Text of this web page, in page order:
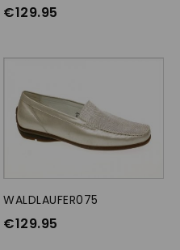
€129.95
OPTIES SELECTEREN
WALDLAUFER075
€129.95